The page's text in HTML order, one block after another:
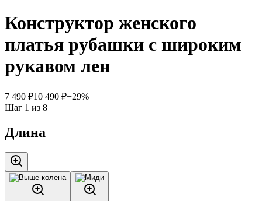
Конструктор женского
платья рубашки с широким
рукавом лен
7 490 ₽10 490 ₽−29%
Шаг 1 из 8
Длина